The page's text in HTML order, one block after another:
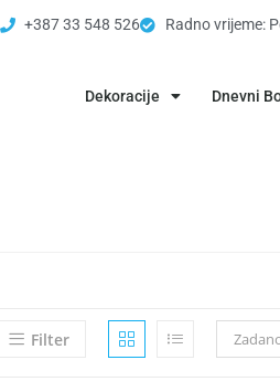
+387 33 548 526 Radno vrijeme:
Dekoracije Dnevni
Filter